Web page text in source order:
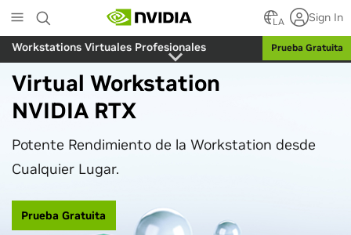
to
main
content
LA Sign In
Workstations Virtuales Profesionales Prueba Gratuita
Virtual Workstation
NVIDIA RTX
Potente Rendimiento de la Workstation desde
Cualquier Lugar.
Prueba Gratuita